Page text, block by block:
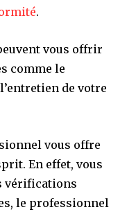
.
vous offrir
comme le
de votre
vous offre
En effet, vous
vérifications
le professionnel